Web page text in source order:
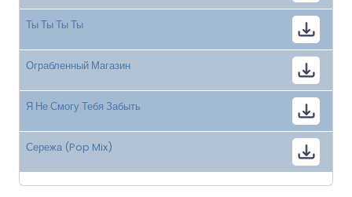
Ты Ты Ты Ты
Ограбленный Магазин
Я Не Смогу Тебя Забыть
Сережа (Pop Mix)